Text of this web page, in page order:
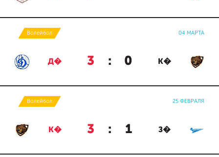
Волейбол 04 МАРТА
Д� 3 : 0 К�
Волейбол 25 ФЕВРАЛЯ
К� 3 : 1 З�